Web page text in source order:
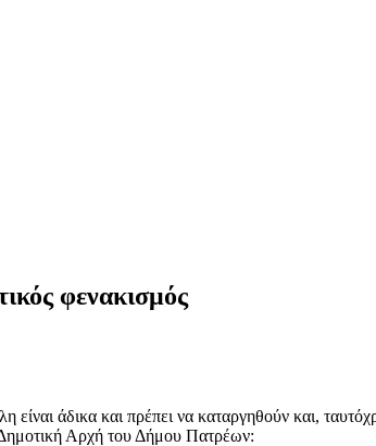
φενακισμός
είναι άδικα και πρέπει να καταργηθούν και,
Δημοτική Αρχή του Δήμου Πατρέων: